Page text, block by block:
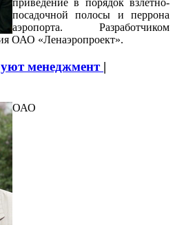
приведение в порядок взлетно-
посадочной полосы и перрона
аэропорта. Разработчиком
ОАО «Ленаэропроект».
менеджмент |
ОАО